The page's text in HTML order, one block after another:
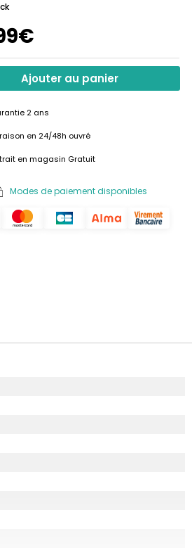
Ajouter au panier
2 ans
en 24/48h ouvré
en magasin Gratuit
Modes de paiement disponibles